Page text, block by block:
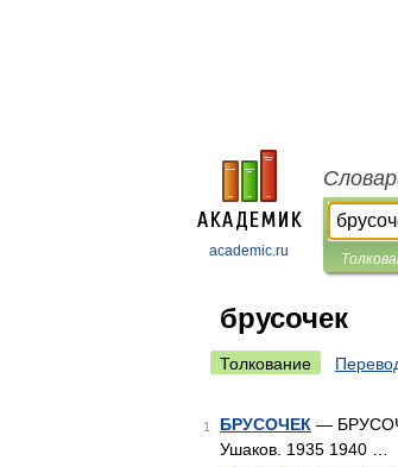
academic.ru
брусочек
Толкование
1 БРУСОЧЕК —
Ушаков. 1935 1940 …